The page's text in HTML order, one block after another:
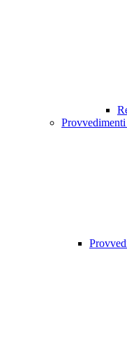
Provvedimenti